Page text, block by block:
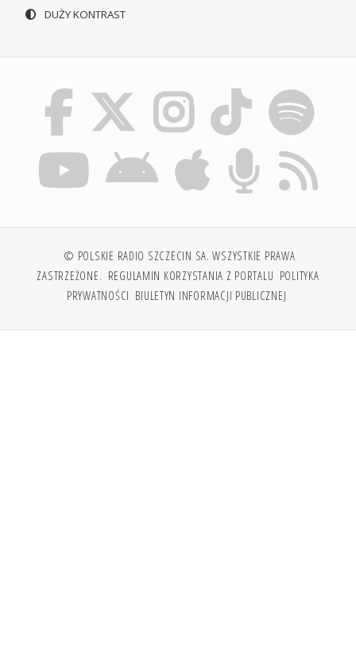
DUŻY KONTRAST
© POLSKIE RADIO SZCZECIN SA. WSZYSTKIE PRAWA
ZASTRZEŻONE. REGULAMIN KORZYSTANIA Z PORTALU POLITYKA
PRYWATNOŚCI BIULETYN INFORMACJI PUBLICZNEJ